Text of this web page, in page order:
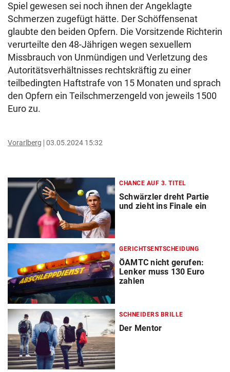
Spiel gewesen sei noch ihnen der Angeklagte
Schmerzen zugefügt hätte. Der Schöffensenat
glaubte den beiden Opfern. Die Vorsitzende Richterin
verurteilte den 48-Jährigen wegen sexuellem
Missbrauch von Unmündigen und Verletzung des
Autoritätsverhältnisses rechtskräftig zu einer
teilbedingten Haftstrafe von 15 Monaten und sprach
den Opfern ein Teilschmerzengeld von jeweils 1500
Euro zu.
Vorarlberg 03.05.2024 15:32
CHANCE AUF 3. TITEL
Schwärzler dreht Partie
und zieht ins Finale ein
GERICHTSENTSCHEIDUNG
ÖAMTC nicht gerufen:
Lenker muss 130 Euro
zahlen
SCHNEIDERS BRILLE
Der Mentor